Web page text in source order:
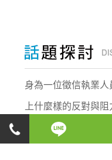
身為一位徵信執業
上什麼樣的反對與
無反顧，願意承受